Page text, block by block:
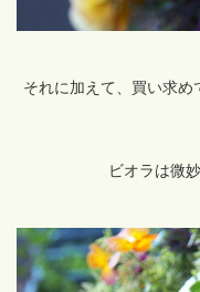
それに加えて、買い求め
ビオラは微